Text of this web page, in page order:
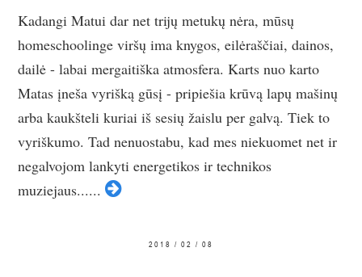
Kadangi Matui dar net trijų metukų nėra, mūsų
homeschoolinge viršų ima knygos, eilėraščiai, dainos,
dailė - labai mergaitiška atmosfera. Karts nuo karto
Matas įneša vyrišką gūsį - pripiešia krūvą lapų mašinų
arba kaukšteli kuriai iš sesių žaislu per galvą. Tiek to
vyriškumo. Tad nenuostabu, kad mes niekuomet net ir
negalvojom lankyti energetikos ir technikos
muziejaus......
2018 / 02 / 08